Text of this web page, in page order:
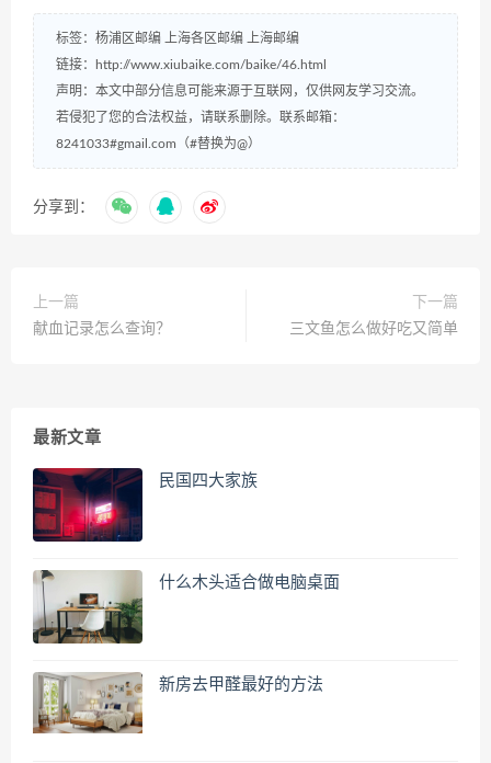
标签： 杨浦区邮编 上海各区邮编
上海邮编
链接：
http://www.xiubaike.com/baike/46.html
声明：本文中部分信息可能来源于互联网，仅供网友学习交流。
若侵犯了您的合法权益，请联系删除。联系邮箱：
8241033#gmail.com（#替换为@）
分享到：
上一篇
献血记录怎么查询？
下一篇
三文鱼怎么做好吃又简单
最新文章
民国四大家族
什么木头适合做电脑桌面
新房去甲醛最好的方法